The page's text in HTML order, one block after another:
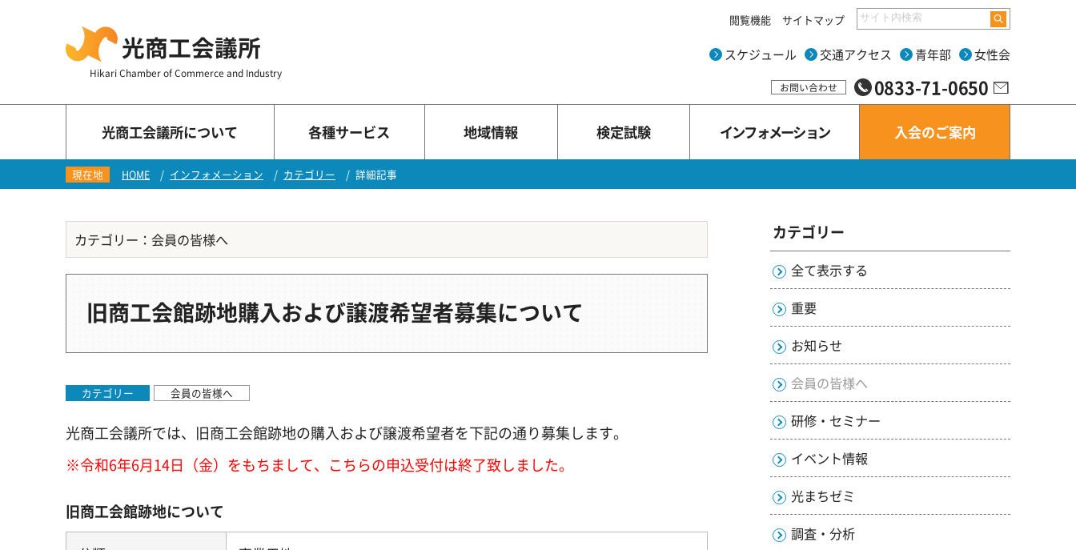
光商工会議所
Hikari Chamber of Commerce and Industry
閲覧機能 サイトマップ
スケジュール 交通アクセス 青年部 女性会
お問い合わせ 0833-71-0650
光商工会議所について 各種サービス 地域情報 検定試験 インフォメーション 入会のご案内
現在地 HOME インフォメーション カテゴリー 詳細記事
カテゴリー：会員の皆様へ
旧商工会館跡地購入および譲渡希望者募集について
カテゴリー 会員の皆様へ
光商工会議所では、旧商工会館跡地の購入および譲渡希望者を下記の通り募集します。
※令和6年6月14日（金）をもちまして、こちらの申込受付は終了致しました。
旧商工会館跡地について
カテゴリー
全て表示する
重要
お知らせ
会員の皆様へ
研修・セミナー
イベント情報
光まちゼミ
調査・分析